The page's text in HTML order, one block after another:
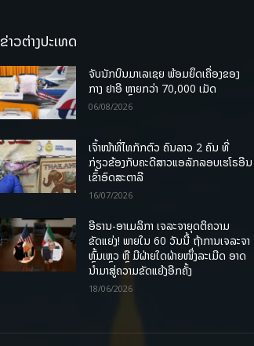
ຂ່າວຕ່າງປະເທດ
ຈັບນັກບິນມາເລເຊຍ ພ້ອມຍຶດເຄື່ອງຂອງ
ກາງ ຢາອີ ຫຼາຍກວ່າ 70,000 ເມັດ
06/08/2026
ເຈົ້າໜ້າທີ່ໄທກັກຕົວ ຄົນລາວ 2 ຄົນ ທີ່
ກ່ຽວຂ້ອງກັບຄະດີສາວແອລັກລອບເຮໂຣອີນ
ເຂົ້າອົດສະຕາລີ
16/07/2026
ອີຣານ-ອາເມລິກາ ເຈລະຈາຍຸດຕິຄວາມ
ຂັດແຍ່ງ! ພາຍໃນ 60 ວັນນີ້ ຖ້າການເຈລະຈາ
ຫຼົ້ມເຫຼວ ຫຼື ມີຝ່າຍໃດຝ່າຍໜຶ່ງລະເມີດ ອາດ
ນໍາມາສູ່ຄວາມຂັດແຍ້ງອີກຄັ້ງ
18/06/2026